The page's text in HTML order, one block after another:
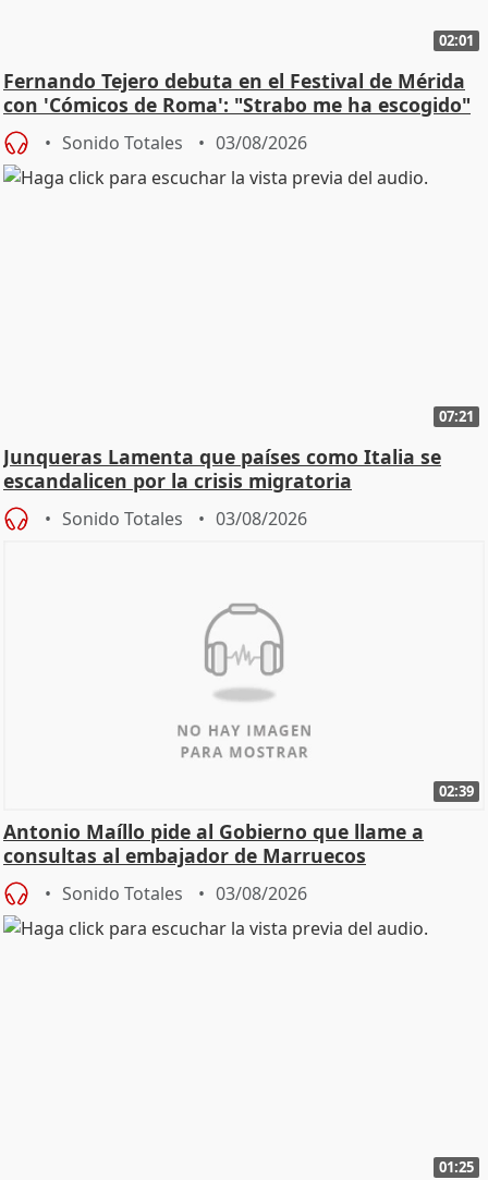
02:01
Fernando Tejero debuta en el Festival de Mérida
con 'Cómicos de Roma': "Strabo me ha escogido"
Sonido Totales 03/08/2026
07:21
Junqueras Lamenta que países como Italia se
escandalicen por la crisis migratoria
Sonido Totales 03/08/2026
02:39
Antonio Maíllo pide al Gobierno que llame a
consultas al embajador de Marruecos
Sonido Totales 03/08/2026
01:25